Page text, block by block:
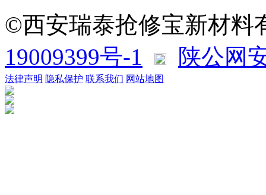
©西安瑞泰抢修宝新材
19009399号-1
陕公网
法律声明 隐私保护 联系我们 网站地图